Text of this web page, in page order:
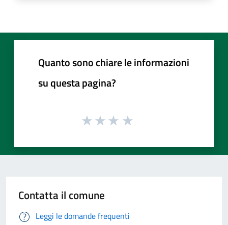
Quanto sono chiare le informazioni
su questa pagina?
Contatta il comune
Leggi le domande frequenti